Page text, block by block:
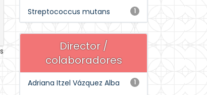
1
Streptococcus mutans
Director /
colaboradores
1
Adriana Itzel Vázquez Alba